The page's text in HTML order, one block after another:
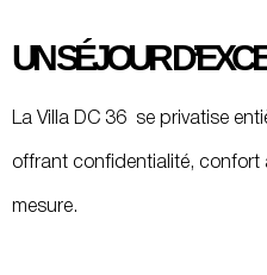
UN SÉJOUR
La Villa DC 36 se privatise
offrant confidentialité, confort
mesure.